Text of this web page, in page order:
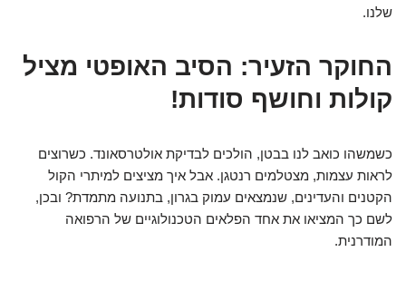
שלנו.
החוקר הזעיר: הסיב האופטי מציל
קולות וחושף סודות!
כשמשהו כואב לנו בבטן, הולכים לבדיקת אולטרסאונד. כשרוצים
לראות עצמות, מצטלמים רנטגן. אבל איך מציצים למיתרי הקול
הקטנים והעדינים, שנמצאים עמוק בגרון, בתנועה מתמדת? ובכן,
לשם כך המציאו את אחד הפלאים הטכנולוגיים של הרפואה
המודרנית.